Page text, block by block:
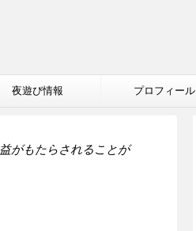
夜遊び情報 プロフィール
がもたらされることが